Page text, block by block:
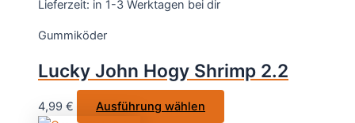
können
auf
Lieferzeit: in 1-3 Werktagen bei dir
Gummiköder
Lucky John Hogy Shrimp 2.2
4,99 € Ausführung wählen